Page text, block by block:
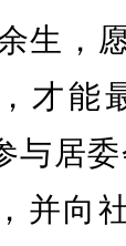
生，
才能
与居
并向